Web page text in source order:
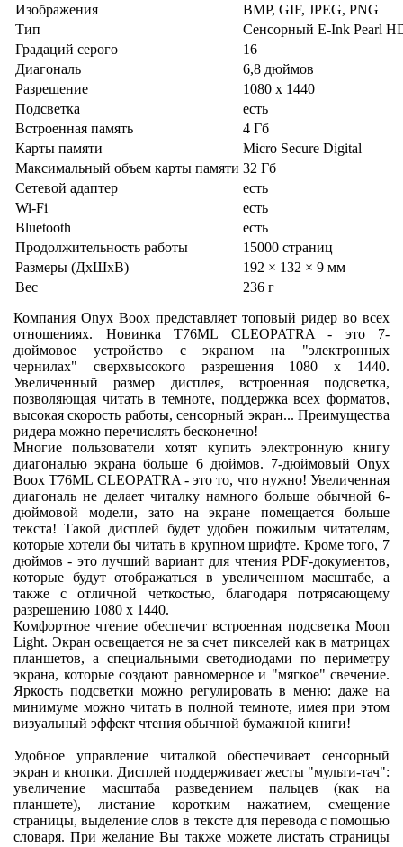
Изображения
BMP, GIF, JPEG, PNG
Тип
Сенсорный E-Ink Pearl
Градаций серого
16
Диагональ
6,8 дюймов
Разрешение
1080 x 1440
Подсветка
есть
Встроенная память
4 Гб
Карты памяти
Micro Secure Digital
Максимальный объем карты памяти 32 Гб
Сетевой адаптер
есть
Wi-Fi
есть
Bluetooth
есть
Продолжительность работы
15000 страниц
Размеры (ДхШхВ)
192 × 132 × 9 мм
Вес
236 г
Компания Onyx Boox представляет топовый ридер во всех
отношениях. Новинка T76ML CLEOPATRA - это 7-
дюймовое устройство с экраном на "электронных
чернилах" сверхвысокого разрешения 1080 x 1440.
Увеличенный размер дисплея, встроенная подсветка,
позволяющая читать в темноте, поддержка всех форматов,
высокая скорость работы, сенсорный экран... Преимущества
ридера можно перечислять бесконечно!
Многие пользователи хотят купить электронную книгу
диагональю экрана больше 6 дюймов. 7-дюймовый Onyx
Boox T76ML CLEOPATRA - это то, что нужно! Увеличенная
диагональ не делает читалку намного больше обычной 6-
дюймовой модели, зато на экране помещается больше
текста! Такой дисплей будет удобен пожилым читателям,
которые хотели бы читать в крупном шрифте. Кроме того, 7
дюймов - это лучший вариант для чтения PDF-документов,
которые будут отображаться в увеличенном масштабе, а
также с отличной четкостью, благодаря потрясающему
разрешению 1080 x 1440.
Комфортное чтение обеспечит встроенная подсветка Moon
Light. Экран освещается не за счет пикселей как в матрицах
планшетов, а специальными светодиодами по периметру
экрана, которые создают равномерное и "мягкое" свечение.
Яркость подсветки можно регулировать в меню: даже на
минимуме можно читать в полной темноте, имея при этом
визуальный эффект чтения обычной бумажной книги!
Удобное управление читалкой обеспечивает сенсорный
экран и кнопки. Дисплей поддерживает жесты "мульти-тач":
увеличение масштаба разведением пальцев (как на
планшете), листание коротким нажатием, смещение
страницы, выделение слов в тексте для перевода с помощью
словаря. При желание Вы также можете листать страницы